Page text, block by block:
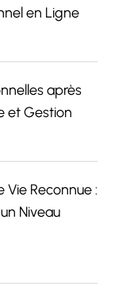
en Ligne
après
et Gestion
Reconnue :
Niveau